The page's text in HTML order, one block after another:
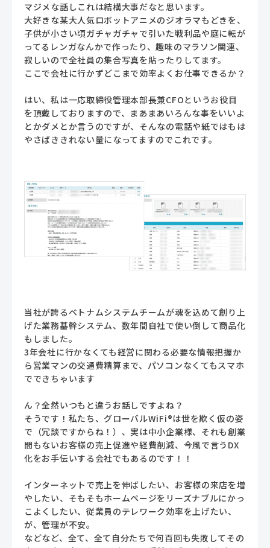
マジメな話しこれは結構大事だなと思います。
大好きな某大人気ロボットアニメのジオラマもどきを、
子供が小さい頃ガチャガチャで引いた戦利品や庭に転が
ってるレンガなんかで作ったり、趣味のマラソン関連、
寂しいので全社員の集合写真を貼ったりしてます。
ここで会社に行かずどこまで効率よくお仕事できるか？
はい、私は一応取締役管理本部長兼CFOというお役目
を頂戴しておりますので、まあまあいろんな事をいいよ
とかダメとか言うのですが、そんなの電話や紙ではもは
やさばききれない量になってますのでこれです。
当社が誇るベトナムシステムチームが魂を込めて創り上
げた業務基幹システム、数年間自社で使い倒して商品化
もしました。
3年会社に行かなくても経営に関わる必要な情報把握か
ら営業マンの交通費精算まで、パソコンなくてもスマホ
でできちゃいます
ん？全然いつもと違うお話しですよね？
そうです！私たち、グローバルWiFi®は世を欺く仮の姿
で（冗談ですからね！）、実は中小企業様、それも創業
間もないお客様の売上促進や経費削減、今風で言うDX
化をお手伝いする会社でもあるのです！！
インターネットで売上を伸ばしたい、お客様の来店を増
やしたい、そもそもホームページをリーズナブルにかっ
こよくしたい、従業員のテレワーク効率を上げたい、
が、管理が不安。
などなど、全て、全て自分たちで何百回も失敗してその